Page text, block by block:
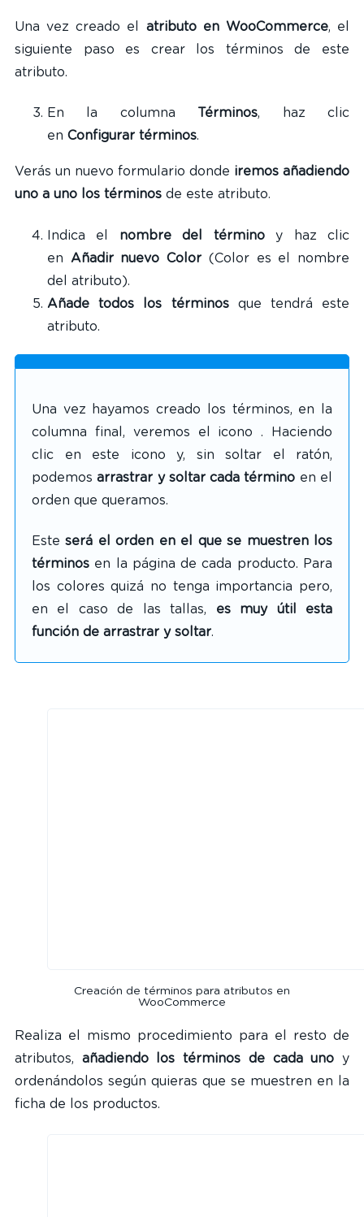
Una vez creado el atributo en WooCommerce, el
siguiente paso es crear los términos de este
atributo.
En la columna Términos, haz clic
en Configurar términos.
Verás un nuevo formulario donde iremos añadiendo
uno a uno los términos de este atributo.
Indica el nombre del términoy haz clic
en Añadir nuevo Color (Color es el nombre
del atributo).
Añade todos los términosque tendrá este
atributo.
Una vez hayamos creado los términos, en la
columna final, veremos el icono. Haciendo
clic en este icono y, sin soltar el ratón,
podemosarrastrar y soltar cada término en el
orden que queramos.
Esteserá el orden en el que se muestren los
términos en la página de cada producto.
Para
los colores quizá no tenga importancia pero,
en el caso de las tallas, es muy útil esta
función de arrastrar y soltar.
Creación de términos para atributos en
WooCommerce
Realiza el mismo procedimiento para el resto de
atributos, añadiendo los términos de cada uno y
ordenándolos según quieras que se muestren en la
ficha de los productos.